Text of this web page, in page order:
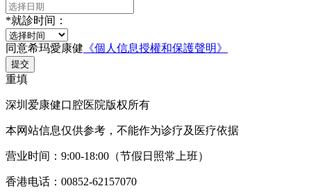
*就診时间：
同意希玛愛康健 《個人信息授權和保護聲明》
提交
重填
深圳爱康健口腔医院版权所有
本网站信息仅供参考，不能作为诊疗及医疗依据
营业时间：9:00-18:00（节假日照常上班）
香港电话：00852-62157070